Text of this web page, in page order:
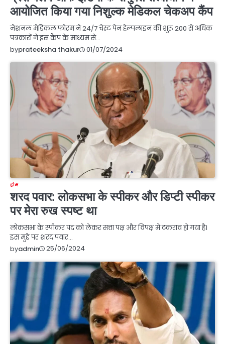
आयोजित किया गया निशुल्क मेडिकल चेकअप कैंप
नेशनल मेडिकल फोरम ने 24/7 चेस्ट पेन हेल्पलाइन की शुरू 200 से अधिक
पत्रकारों ने इस कैंप के माध्यम से…
byprateeksha thakur 01/07/2024
होम
शरद पवार: लोकसभा के स्पीकर और डिप्टी स्पीकर
पर मेरा रुख स्पष्ट था
लोकसभा के स्पीकर पद को लेकर सत्ता पक्ष और विपक्ष में टकराव हो गया है।
इस मुद्दे पर शरद पवार…
byadmin 25/06/2024